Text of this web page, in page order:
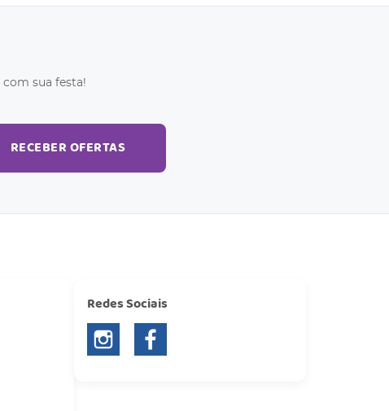
com sua festa!
RECEBER OFERTAS
Redes Sociais